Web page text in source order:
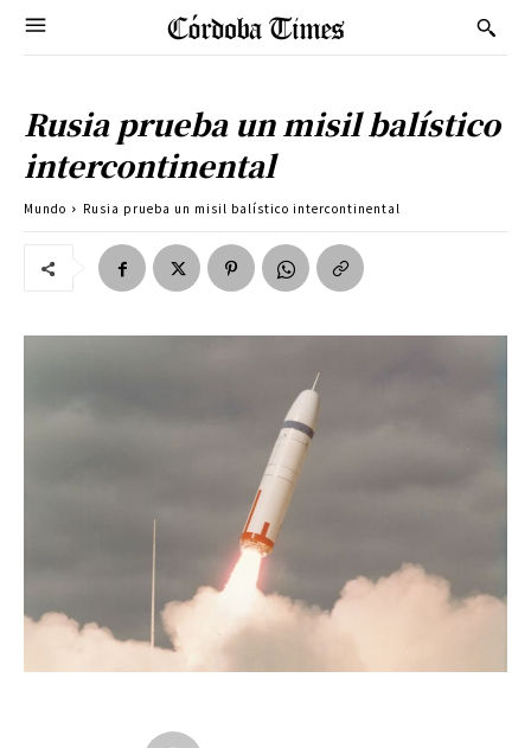
Rusia prueba un misil balístico
intercontinental
Mundo Rusia prueba un misil balístico intercontinental